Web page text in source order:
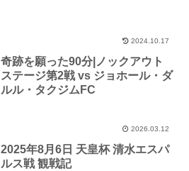
2024.10.17
奇跡を願った90分|ノックアウト
ステージ第2戦 vs ジョホール・ダ
ルル・タクジムFC
2026.03.12
2025年8月6日 天皇杯 清水エスパ
ルス戦 観戦記